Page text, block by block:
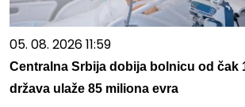
05. 08. 2026 11:59
Centralna Srbija dobija bolnicu od čak
država ulaže 85 miliona evra